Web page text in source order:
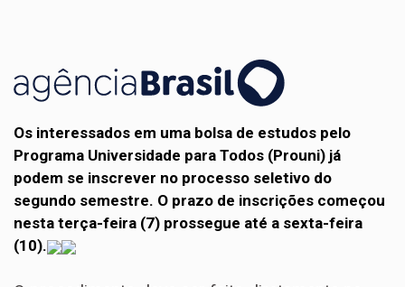
Os interessados em uma bolsa de estudos pelo
Programa Universidade para Todos (Prouni) já
podem se inscrever no processo seletivo do
segundo semestre. O prazo de inscrições começou
nesta terça-feira (7) prossegue até a sexta-feira
(10).